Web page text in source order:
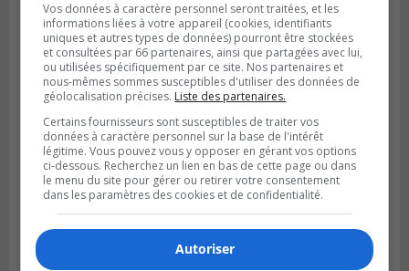
SAINT-HUBERT
Publié le 6 août 2026 à 09h39
Longueuil injecte 1,5 M$ pour moderniser
deux stations de pompage
Vos données à caractère personnel seront traitées, et les
informations liées à votre appareil (cookies, identifiants
uniques et autres types de données) pourront être stockées
et consultées par 66 partenaires, ainsi que partagées avec lui,
ou utilisées spécifiquement par ce site. Nos partenaires et
nous-mêmes sommes susceptibles d'utiliser des données de
géolocalisation précises. Liste des partenaires.
Certains fournisseurs sont susceptibles de traiter vos
données à caractère personnel sur la base de l'intérêt
légitime. Vous pouvez vous y opposer en gérant vos options
ci-dessous. Recherchez un lien en bas de cette page ou dans
le menu du site pour gérer ou retirer votre consentement
dans les paramètres des cookies et de confidentialité.
Autoriser